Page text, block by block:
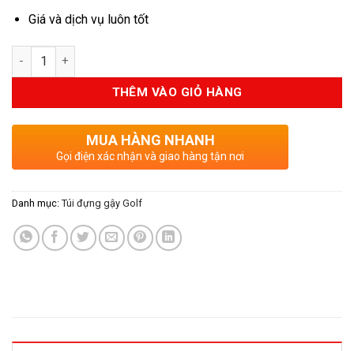
Giá và dịch vụ luôn tốt
Số lượng
THÊM VÀO GIỎ HÀNG
MUA HÀNG NHANH
Gọi điện xác nhận và giao hàng tận nơi
Danh mục: Túi đựng gậy Golf